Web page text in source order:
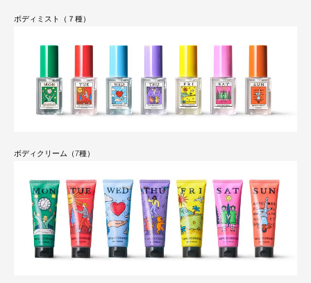
ボディミスト（７種）
ボディクリーム（7種）